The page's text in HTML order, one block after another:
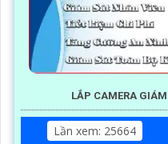
LẮP CAMERA
Lần xem: 25664